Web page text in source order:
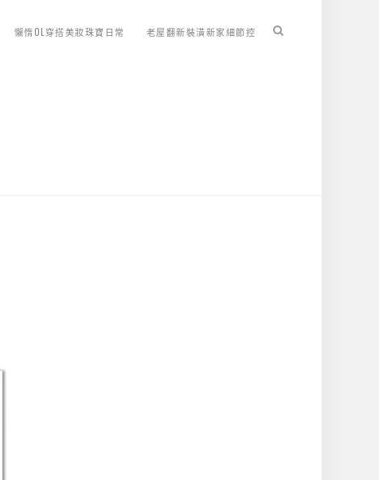
懶惰OL穿搭美妝珠寶日常 老屋翻新裝潢新家細節控